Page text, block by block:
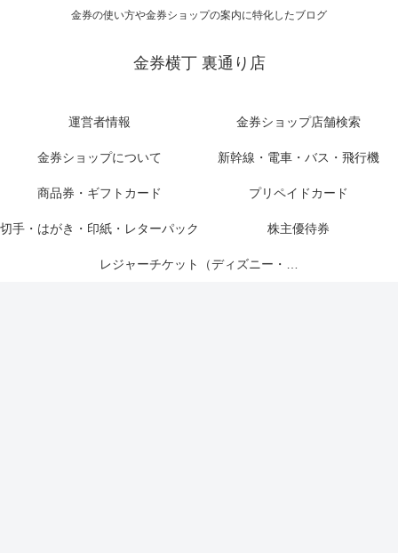
金券の使い方や金券ショップの案内に特化したブログ
金券横丁 裏通り店
運営者情報 金券ショップ店舗検索
金券ショップについて 新幹線・電車・バス・飛行機
商品券・ギフトカード プリペイドカード
切手・はがき・印紙・レターパック 株主優待券
レジャーチケット（ディズニー・USJ他）